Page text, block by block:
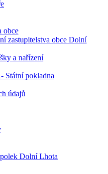
obce
zastupitelstva obce Dolní
a nařízení
Státní pokladna
údajů
Dolní Lhota